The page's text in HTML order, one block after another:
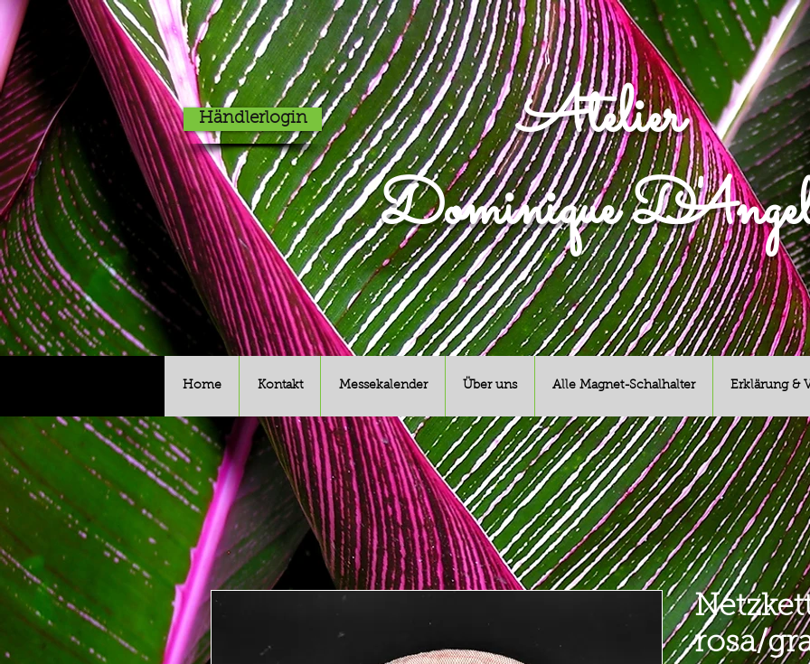
Atelier
Dominique
Händlerlogin
Home Kontakt Messekalender Über uns Alle Magnet-Schalhalter Erklärung &
rosa/